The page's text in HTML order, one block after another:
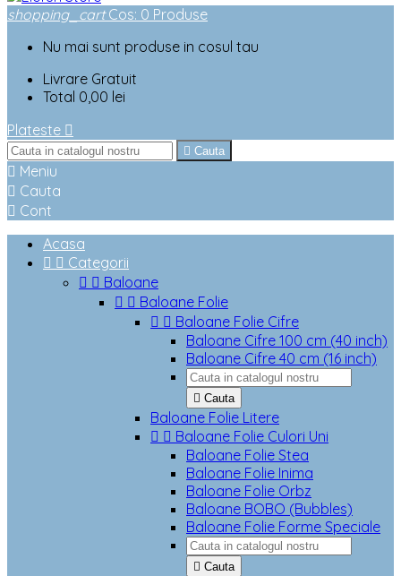
shopping_cart Cos: 0 Produse
Nu mai sunt produse in cosul tau
Livrare Gratuit
Total 0,00 lei
Plateste 
 Cauta
 Meniu
 Cauta
 Cont
Acasa
  Categorii
  Baloane
  Baloane Folie
  Baloane Folie Cifre
Baloane Cifre 100 cm (40 inch)
Baloane Cifre 40 cm (16 inch)
 Cauta
Baloane Folie Litere
  Baloane Folie Culori Uni
Baloane Folie Stea
Baloane Folie Inima
Baloane Folie Orbz
Baloane BOBO (Bubbles)
Baloane Folie Forme Speciale
 Cauta